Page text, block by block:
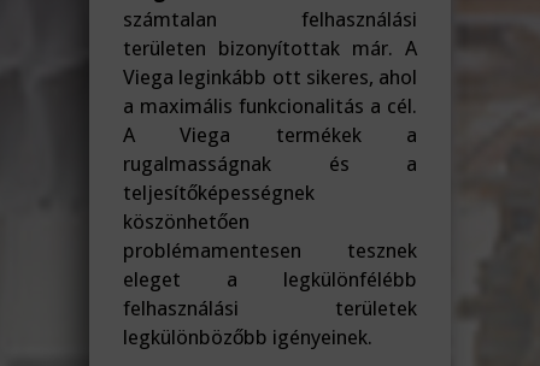
számtalan felhasználási
területen bizonyítottak már. A
Viega leginkább ott sikeres, ahol
a maximális funkcionalitás a cél.
A Viega termékek a
rugalmasságnak és a
teljesítőképességnek
köszönhetően
problémamentesen tesznek
eleget a legkülönfélébb
felhasználási területek
legkülönbözőbb igényeinek.